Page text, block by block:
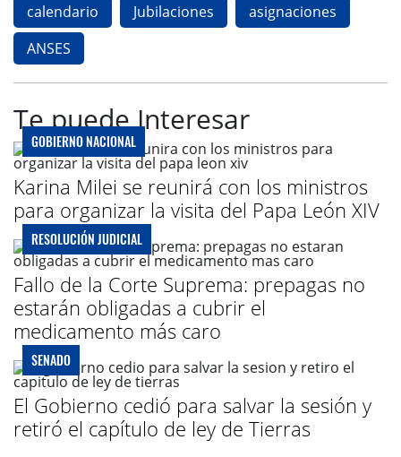
calendario Jubilaciones
asignaciones
ANSES
Te puede Interesar
GOBIERNO NACIONAL
Karina Milei se reunirá con los ministros
para organizar la visita del Papa León XIV
RESOLUCIÓN JUDICIAL
Fallo de la Corte Suprema: prepagas no
estarán obligadas a cubrir el
medicamento más caro
SENADO
El Gobierno cedió para salvar la sesión y
retiró el capítulo de ley de Tierras